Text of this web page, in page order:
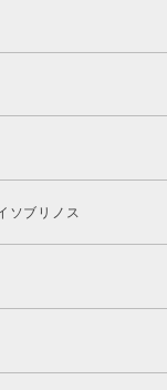
ソブリノス